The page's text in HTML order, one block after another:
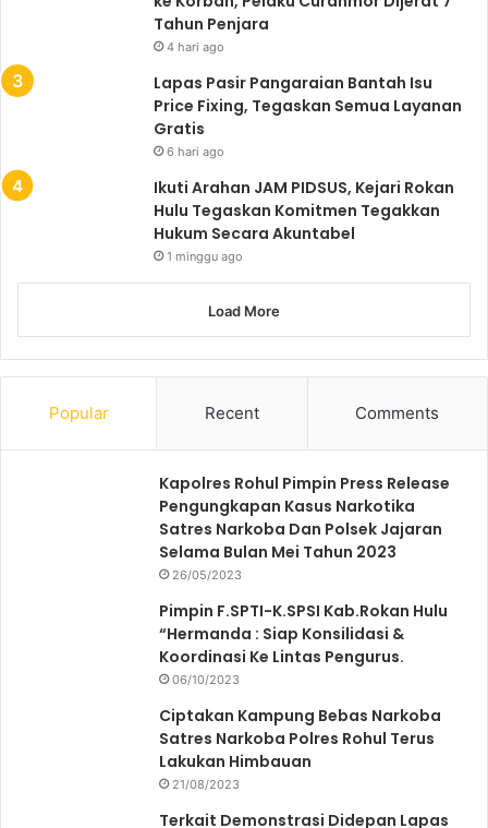
Tahun Penjara
4 hari ago
Lapas Pasir Pangaraian Bantah Isu
Price Fixing, Tegaskan Semua Layanan
Gratis
6 hari ago
Ikuti Arahan JAM PIDSUS, Kejari Rokan
Hulu Tegaskan Komitmen Tegakkan
Hukum Secara Akuntabel
1 minggu ago
Load More
Popular Recent Comments
Kapolres Rohul Pimpin Press Release
Pengungkapan Kasus Narkotika
Satres Narkoba Dan Polsek Jajaran
Selama Bulan Mei Tahun 2023
26/05/2023
Pimpin F.SPTI-K.SPSI Kab.Rokan Hulu
“Hermanda : Siap Konsilidasi &
Koordinasi Ke Lintas Pengurus.
06/10/2023
Ciptakan Kampung Bebas Narkoba
Satres Narkoba Polres Rohul Terus
Lakukan Himbauan
21/08/2023
Terkait Demonstrasi Didepan Lapas